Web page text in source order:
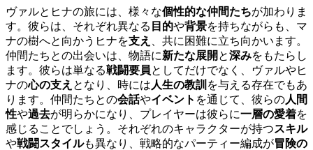
ヴァルとヒナの旅には、様々な個性的な仲間たちが加わりま
す。彼らは、それぞれ異なる 目的や背景を持ちながらも、マ
ナの樹へと向かうヒナを支え
、共に困難に立ち向かいます。
仲間たちとの出会いは、物語に新たな展開 と深みをもたらし
ます。彼らは単なる戦闘要員としてだけでなく、ヴァルやヒ
ナの心の支え となり、時には 人生の教訓 を与える存在でもあ
ります。仲間たちとの会話やイベント を通じて、彼らの人間
性や過去が明らかになり、プレイヤーは彼らに一層の愛着を
感じることでしょう。それぞれのキャラクターが持つスキル
や戦闘スタイルも異なり、戦略的なパーティー編成が冒険の